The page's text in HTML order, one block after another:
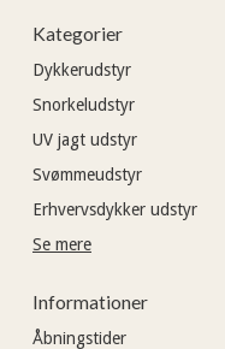
Kategorier
Dykkerudstyr
Snorkeludstyr
UV jagt udstyr
Svømmeudstyr
Erhvervsdykker udstyr
Se mere
Informationer
Åbningstider